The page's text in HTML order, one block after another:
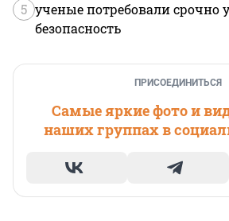
5 ученые потребовали срочно
безопасность
ПРИСОЕДИНИТЬСЯ
Самые яркие фото и
наших группах в